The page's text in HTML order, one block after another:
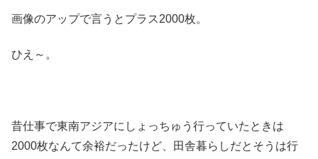
画像のアップで言うとプラス2000枚。
ひえ～。
昔仕事で東南アジアにしょっちゅう行っていたときは
2000枚なんて余裕だったけど、田舎暮らしだとそうは行